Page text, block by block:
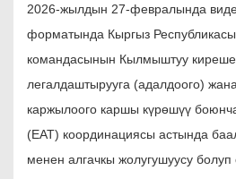
2026-жылдын 27-февралында
форматында Кыргыз
командасынын Кылмыштуу
легалдаштырууга (адалдоого)
каржылоого каршы күрөшүү
(ЕАТ) координациясы астында
менен алгачкы жолугушуусу болуп